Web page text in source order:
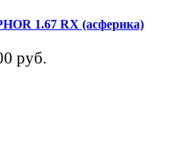
1.67 RX (асферика)
руб.